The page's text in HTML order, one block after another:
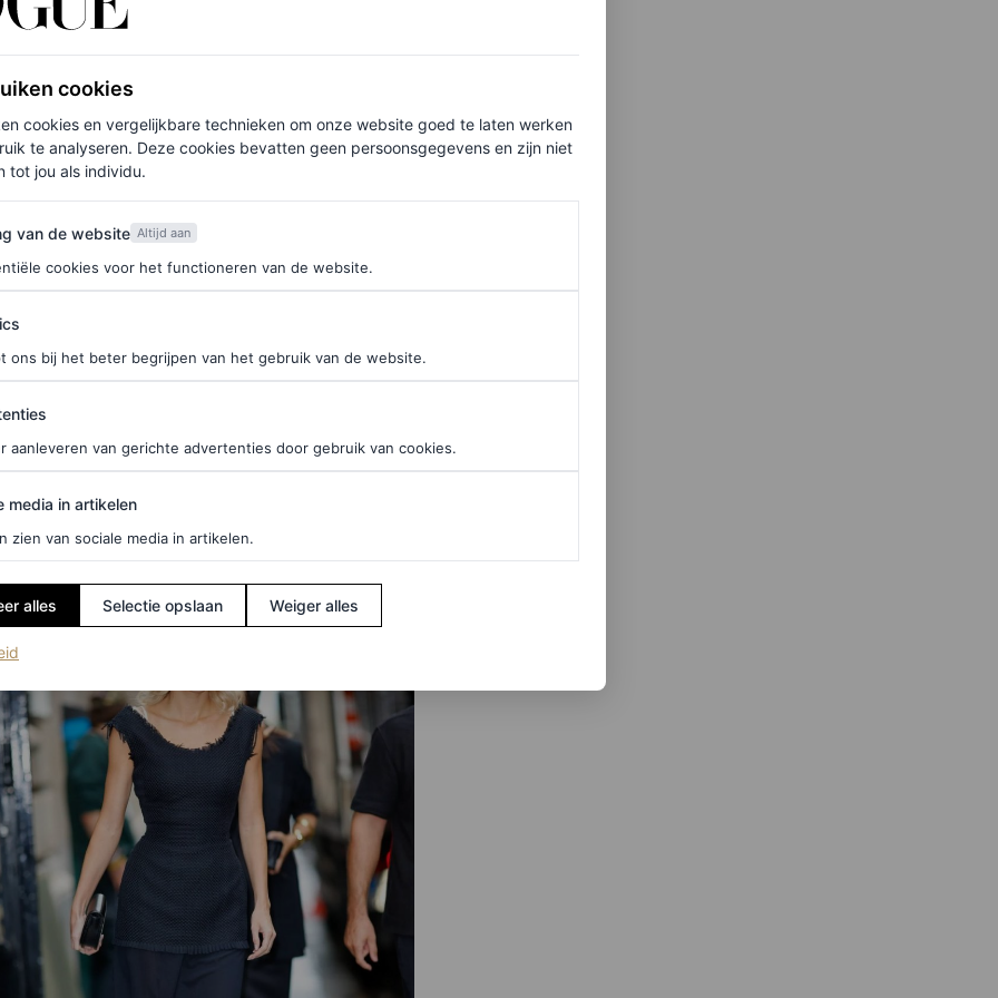
zich pas later om in een bijna matching,
LBD kunnen zijn, maar bij nadere inspectie
lengte – de look iets meeredge. De jurk is
Olsens
dat Jenner de komende dagen in nog meer
maar dromen van wat ze allemaal nog meer in
cookies
cookies en vergelijkbare technieken om onze website goed te laten werken
te analyseren. Deze cookies bevatten geen persoonsgegevens en zijn niet
tot jou als individu.
de website
van de website Altijd aan
cookies voor het functioneren van de website.
ons bij het beter begrijpen van het gebruik van de website.
aanleveren van gerichte advertenties door gebruik van cookies.
in artikelen
media in artikelen
zien van sociale media in artikelen.
alles Selectie opslaan Weiger alles